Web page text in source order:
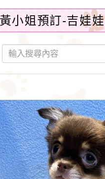
小姐預訂-吉娃娃